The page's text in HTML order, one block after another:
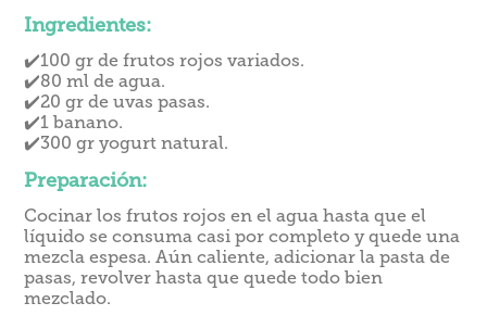
Ingredientes:
✔️100 gr de frutos rojos variados.
✔️80 ml de agua.
✔️20 gr de uvas pasas.
✔️1 banano.
✔️300 gr yogurt natural.
Preparación:
Cocinar los frutos rojos en el agua hasta que el
líquido se consuma casi por completo y quede una
mezcla espesa. Aún caliente, adicionar la pasta de
pasas, revolver hasta que quede todo bien
mezclado.